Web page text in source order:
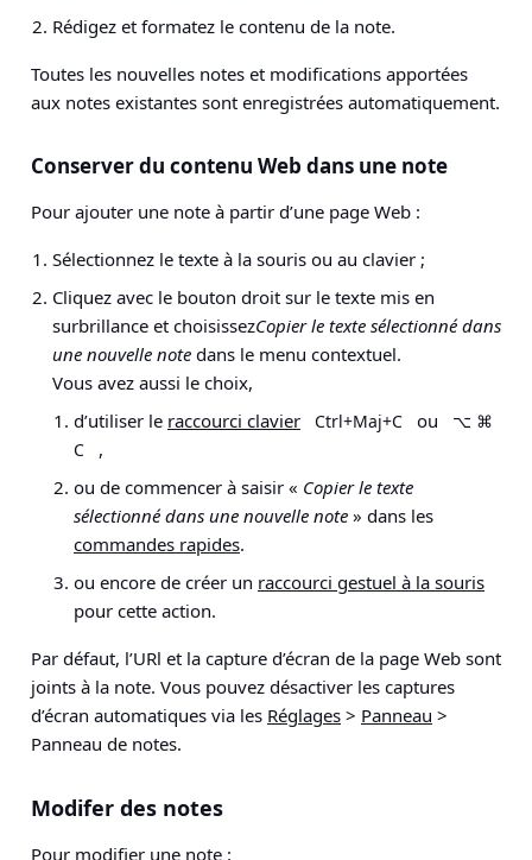
Rédigez et formatez le contenu de la note.
Toutes les nouvelles notes et modifications apportées
aux notes existantes sont enregistrées automatiquement.
Conserver du contenu Web dans une note
Pour ajouter une note à partir d’une page Web :
Sélectionnez le texte à la souris ou au clavier ;
Cliquez avec le bouton droit sur le texte mis en
surbrillance et choisissezCopier le texte sélectionné dans
une nouvelle note dans le menu contextuel.
Vous avez aussi le choix,
d’utiliser le raccourci clavier Ctrl+Maj+C ou
⌥ ⌘
C
,
ou de commencer à saisir « Copier le texte
sélectionné dans une nouvelle note » dans les
commandes rapides.
ou encore de créer un raccourci gestuel à la souris
pour cette action.
Par défaut, l’URl et la capture d’écran de la page Web sont
joints à la note. Vous pouvez désactiver les captures
d’écran automatiques via les Réglages > Panneau >
Panneau de notes.
Modifer des notes
Pour modifier une note :